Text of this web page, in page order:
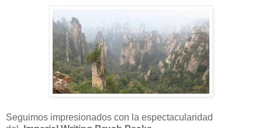
Seguimos impresionados con la espectacularidad